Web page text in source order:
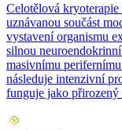
Celotělová
uznávanou součást
vystavení organismu
silnou
masivnímu
následuje intenzivní
funguje jako přirozený